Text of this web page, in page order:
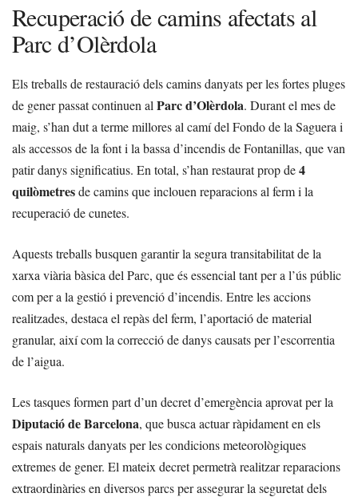
Recuperació de camins afectats al
Parc d’Olèrdola
Els treballs de restauració dels camins danyats per les fortes pluges
de gener passat continuen al Parc d’Olèrdola. Durant el mes de
maig, s’han dut a terme millores al camí del Fondo de la Saguera i
als accessos de la font i la bassa d’incendis de Fontanillas, que van
patir danys significatius. En total, s’han restaurat prop de4
quilòmetresde camins que inclouen reparacions al ferm i la
recuperació de cunetes.
Aquests treballs busquen garantir la segura transitabilitat de la
xarxa viària bàsica del Parc, que és essencial tant per a l’ús públic
com per a la gestió i prevenció d’incendis. Entre les accions
realitzades, destaca el repàs del ferm, l’aportació de material
granular, així com la correcció de danys causats per l’escorrentia
de l’aigua.
Les tasques formen part d’un decret d’emergència aprovat per la
Diputació de Barcelona, que busca actuar ràpidament en els
espais naturals danyats per les condicions meteorològiques
extremes de gener. El mateix decret permetrà realitzar reparacions
extraordinàries en diversos parcs per assegurar la seguretat dels